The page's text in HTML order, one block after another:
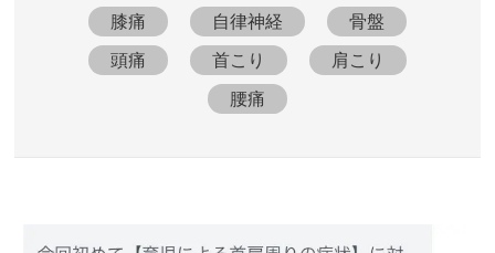
膝痛 自律神経 骨盤
頭痛 首こり 肩こり
腰痛